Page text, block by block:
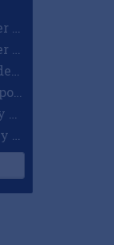
EK Retail Customer Support Omnichannel